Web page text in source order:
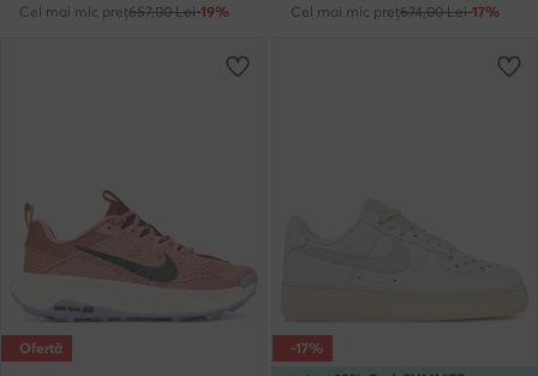
Cel mai mic preț657,00 Lei-19%
Cel mai mic preț674,00 Lei-17%
Ofertă -17%